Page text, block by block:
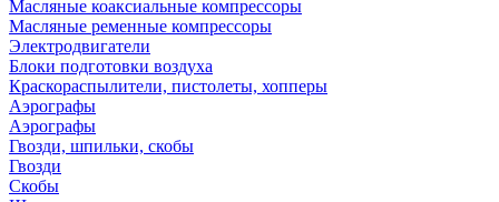
Масляные коаксиальные компрессоры
Масляные ременные компрессоры
Электродвигатели
Блоки подготовки воздуха
Краскораспылители, пистолеты, хопперы
Аэрографы
Аэрографы
Гвозди, шпильки, скобы
Гвозди
Скобы